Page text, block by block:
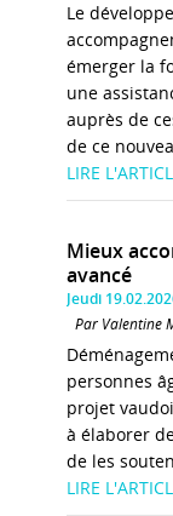
Le
émerger la
une
auprès de
de ce
LIRE
Mieux
avancé
Jeudi
Par Valentine
personnes
projet
à élaborer
de les
LIRE